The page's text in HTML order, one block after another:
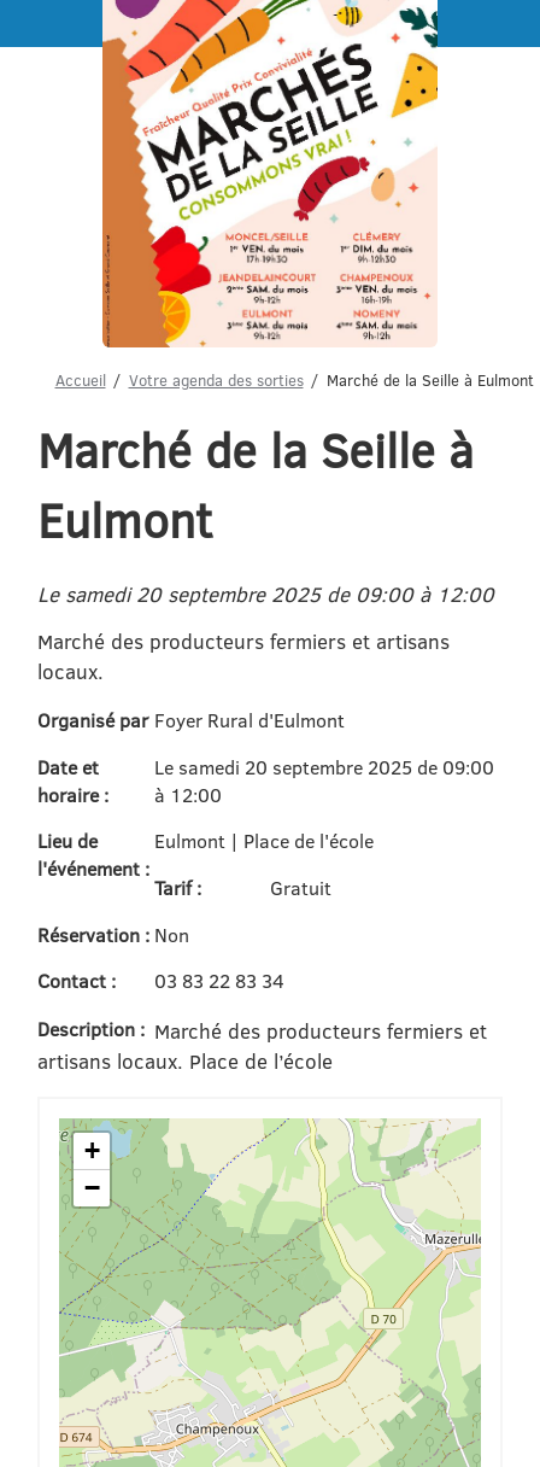
Menu
Accueil Votre agenda des sorties Marché de la Seille à Eulmont
Marché de la Seille à
Eulmont
Le samedi 20 septembre 2025 de 09:00 à 12:00
Marché des producteurs fermiers et artisans
locaux.
Organisé par Foyer Rural d'Eulmont
Date et
horaire :
Le samedi 20 septembre 2025 de 09:00
à 12:00
Lieu de
l'événement :
Eulmont | Place de l'école
Tarif :
Gratuit
Réservation : Non
Contact :
03 83 22 83 34
Description : Marché des producteurs fermiers et
artisans locaux. Place de l’école
+
−